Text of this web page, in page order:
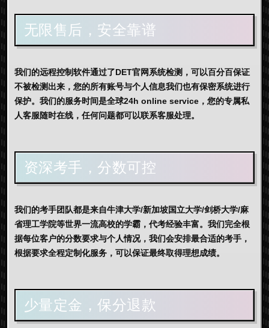
无限售后，安全靠谱
我们的远程控制软件通过了DET官网系统检测，可以百分百保证
不被检测出来，您的所有账号与个人信息我们也有保密系统进行
保护。我们的服务时间是全球24h online service，您的专属私
人客服随时在线，任何问题都可以联系客服处理。
资深考手，分数可控
我们的考手团队都是来自牛津大学/新加坡国立大学/剑桥大学/麻
省理工学院等世界一流高校的学霸，代考经验丰富。我们完全根
据每位客户的分数要求与个人情况，我们会安排最合适的考手，
根据要求全程定制化服务，可以保证最终取得理想成绩。
少量定金，保分退款